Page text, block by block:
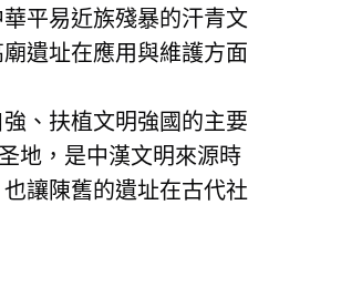
平易近族殘暴的汗青文
遺址在應用與維護方面
強、扶植文明強國的主要
地，是中漢文明來源時
讓陳舊的遺址在古代社